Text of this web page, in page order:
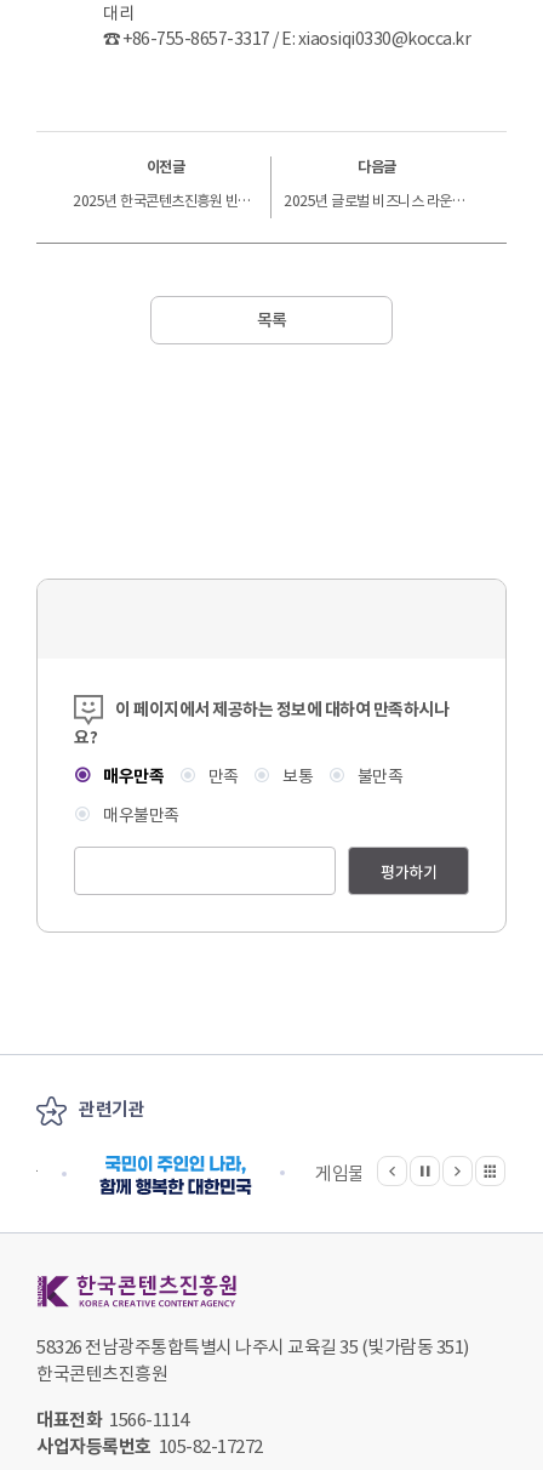
대리
☎ +86-755-8657-3317 / E: xiaosiqi0330@kocca.kr
이전글
2025년 한국콘텐츠진흥원 빈칸퀴즈 이벤트!!
다음글
2025년 글로벌 비즈니스 라운드테이블 개최 위탁용역 선정결과 공지
목록
콘텐츠 만족도 조사
이 페이지에서 제공하는 정보에 대하여 만족하시나
요?
매우만족
만족 보통
불만족
매우불만족
평가하기
관련기관
게임물관리위원회
이전
정지
다음 관련기관 전체보기
58326 전남광주통합특별시 나주시 교육길 35 (빛가람동 351)
한국콘텐츠진흥원
대표전화 1566-1114
사업자등록번호 105-82-17272